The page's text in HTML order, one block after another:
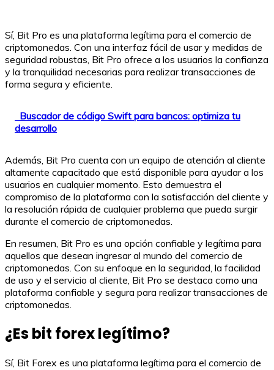
Sí, Bit Pro es una plataforma legítima para el comercio de
criptomonedas. Con una interfaz fácil de usar y medidas de
seguridad robustas, Bit Pro ofrece a los usuarios la confianza
y la tranquilidad necesarias para realizar transacciones de
forma segura y eficiente.
Buscador de código Swift para bancos: optimiza tu
desarrollo
Además, Bit Pro cuenta con un equipo de atención al cliente
altamente capacitado que está disponible para ayudar a los
usuarios en cualquier momento. Esto demuestra el
compromiso de la plataforma con la satisfacción del cliente y
la resolución rápida de cualquier problema que pueda surgir
durante el comercio de criptomonedas.
En resumen, Bit Pro es una opción confiable y legítima para
aquellos que desean ingresar al mundo del comercio de
criptomonedas. Con su enfoque en la seguridad, la facilidad
de uso y el servicio al cliente, Bit Pro se destaca como una
plataforma confiable y segura para realizar transacciones de
criptomonedas.
¿Es bit forex legítimo?
Sí, Bit Forex es una plataforma legítima para el comercio de